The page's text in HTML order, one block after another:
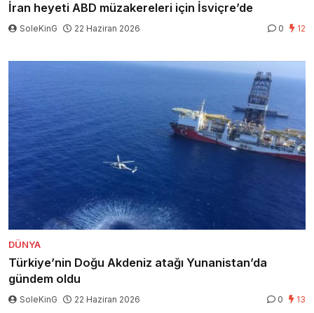
İran heyeti ABD müzakereleri için İsviçre’de
SoleKinG 22 Haziran 2026 0 12
DÜNYA
Türkiye’nin Doğu Akdeniz atağı Yunanistan’da
gündem oldu
SoleKinG 22 Haziran 2026 0 13